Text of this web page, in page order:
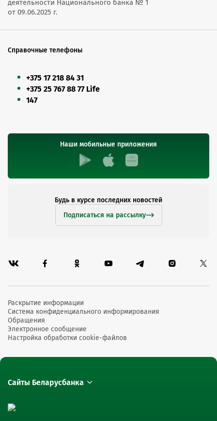
деятельности Национального банка № 1
от 09.06.2025 г.
Справочные телефоны
+375 17 218 84 31
+375 25 767 88 77 Life
147
Наши мобильные приложения
Будь в курсе последних новостей
Подписаться на рассылку
Раскрытие информации
Система конфиденциального информирования
Обращения
Электронное сообщение
Настройка обработки cookie-файлов
Сайты Беларусбанка